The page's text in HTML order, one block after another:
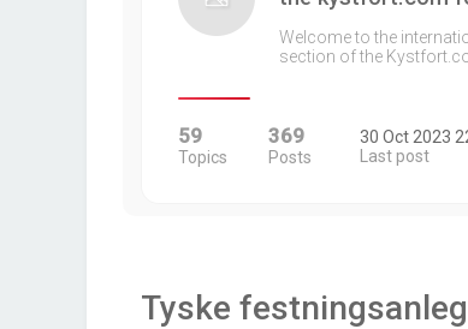
Welcome to the
section of the
59
Topics
369
Posts
30 Oct 2023
Last post
Tyske